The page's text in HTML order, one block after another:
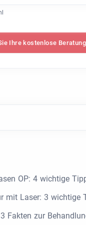
Ihre kostenlose Beratung
OP: 4 wichtige
mit Laser: 3 wichtige
Fakten zur